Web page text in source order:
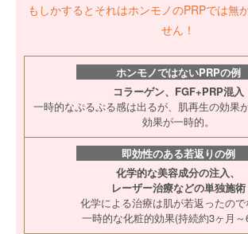
もしかするとそれはホンモノのPRPでは無
せん！
ホンモノではないPRPの例
コラーゲン、FGF+PRP混入
一時的なぷるぷる感は出るが、肌再生の効果
効果が一時的。
即効性のある若返りの例
化学的な美容成分の注入、
レーザー治療などの単独施術
化学による治療は肌が若返ったので
一時的な化粧的効果(持続約3ヶ月～